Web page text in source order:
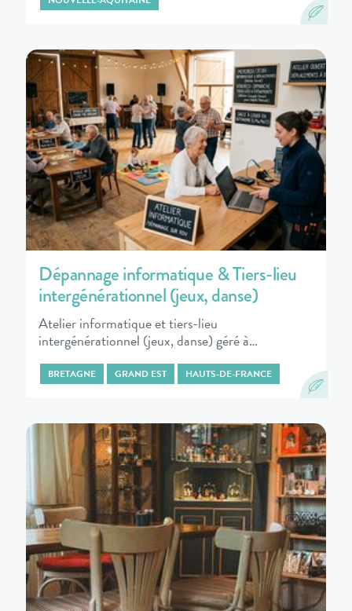
Dépannage informatique & Tiers-lieu
intergénérationnel (jeux, danse)
Atelier informatique et tiers-lieu
intergénérationnel (jeux, danse) géré à…
BRETAGNE GRAND EST HAUTS-DE-FRANCE